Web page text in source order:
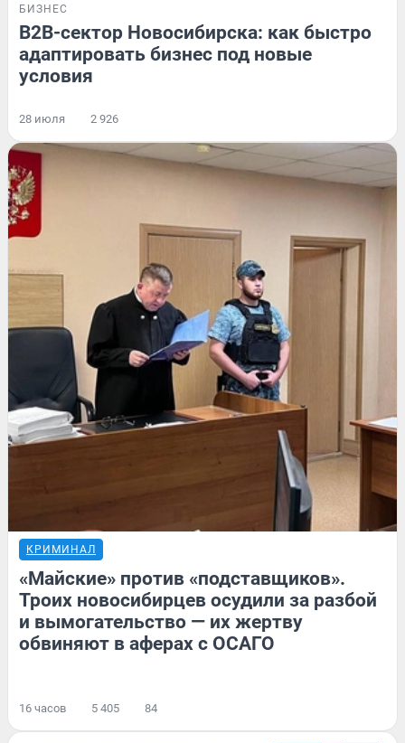
БИЗНЕС
B2B-сектор Новосибирска: как быстро
адаптировать бизнес под новые
условия
28 июля 2 926
КРИМИНАЛ
«Майские» против «подставщиков».
Троих новосибирцев осудили за разбой
и вымогательство — их жертву
обвиняют в аферах с ОСАГО
16 часов 5 405 84